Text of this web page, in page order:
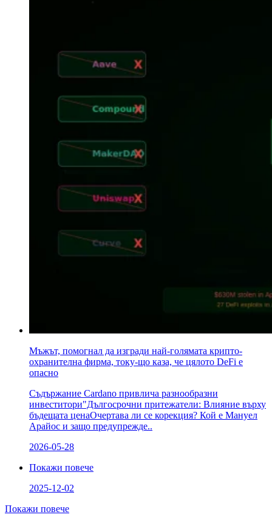
Мъжът, помогнал да изгради най-голямата крипто-
охранителна фирма, току-що каза, че цялото DeFi е
опасно
Съдържание Cardano привлича разнообразни
инвеститори"Дългосрочни притежатели: Влияние върху
бъдещата ценаОчертава ли се корекция? Кой е Мануел
Арайос и защо предупрежде..
2026-05-28
Покажи повече
2025-12-02
Покажи повече